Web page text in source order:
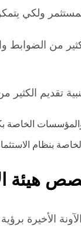
ولكي
من الضوابط
تقديم الكثير
الخاصة
بنظام
هيئة
القوية لكل من المستثمرين الاجانب وأصحاب الشركات